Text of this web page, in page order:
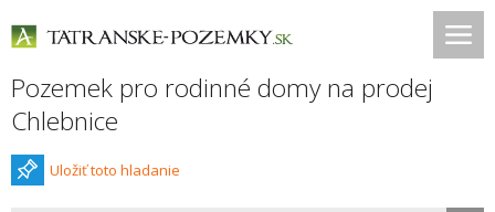
Pozemek pro rodinné domy na prodej
Chlebnice
Uložiť toto hladanie